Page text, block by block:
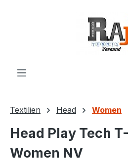
Textilien Head Women
Head Play Tech
Women NV